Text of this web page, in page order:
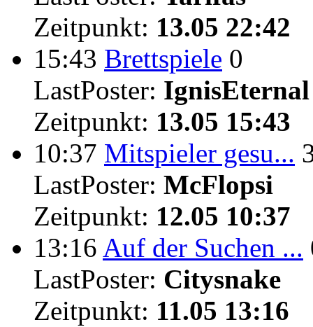
Zeitpunkt: 13.05 22:42
15:43 Brettspiele 0
LastPoster: IgnisEternal
Zeitpunkt: 13.05 15:43
10:37 Mitspieler gesu...
LastPoster: McFlopsi
Zeitpunkt: 12.05 10:37
13:16 Auf der Suchen ...
LastPoster: Citysnake
Zeitpunkt: 11.05 13:16